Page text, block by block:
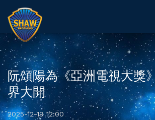
阮頌陽為《亞洲電視大獎
界大開
2025-12-19 12:00